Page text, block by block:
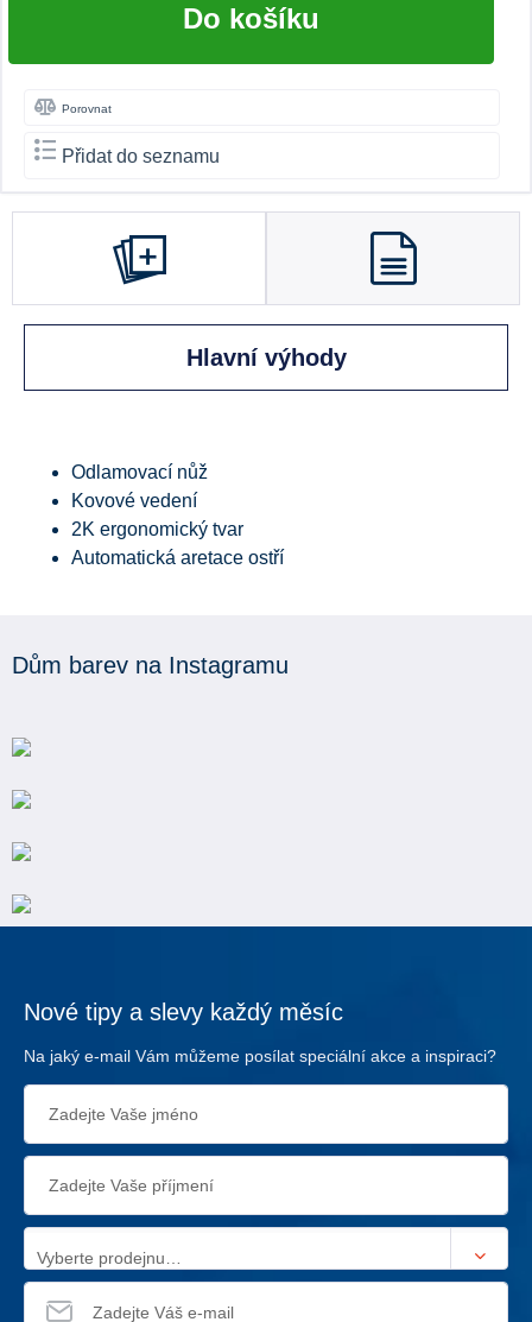
Do košíku
Porovnat
Přidat do seznamu
Hlavní výhody
Odlamovací nůž
Kovové vedení
2K ergonomický tvar
Automatická aretace ostří
Dům barev na Instagramu
Nové tipy a slevy každý měsíc
Na jaký e-mail Vám můžeme posílat speciální akce a inspiraci?
Vyberte prodejnu…